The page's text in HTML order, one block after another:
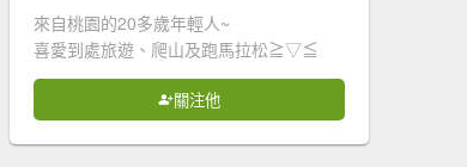
來自桃園的20多歲年輕人~
喜愛到處旅遊、爬山及跑馬拉松≧▽≦
關注他